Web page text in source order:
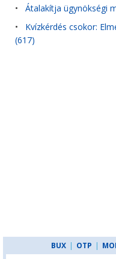
• Átalakítja ügynökségi
• Kvízkérdés csokor:
(617)
BUX | OTP |